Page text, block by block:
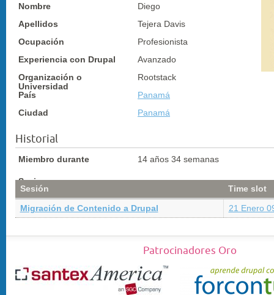
Nombre
Diego
Apellidos
Tejera Davis
Ocupación
Profesionista
Experiencia con Drupal
Avanzado
Organización o
Universidad
Rootstack
País
Panamá
Ciudad
Panamá
Historial
Miembro durante 14 años 34 semanas
Sesiones
Sesión
Time slot
Migración de Contenido a Drupal
21 Enero
Patrocinadores Oro